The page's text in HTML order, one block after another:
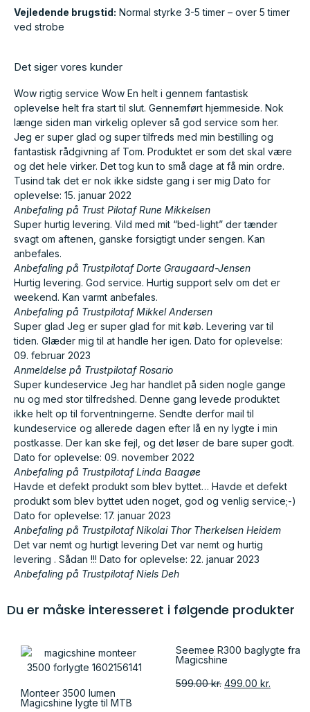
Vejledende brugstid: Normal styrke 3-5 timer – over 5 timer
ved strobe
Det siger vores kunder
Wow rigtig service Wow En helt i gennem fantastisk
oplevelse helt fra start til slut. Gennemført hjemmeside. Nok
længe siden man virkelig oplever så god service som her.
Jeg er super glad og super tilfreds med min bestilling og
fantastisk rådgivning af Tom. Produktet er som det skal være
og det hele virker. Det tog kun to små dage at få min ordre.
Tusind tak det er nok ikke sidste gang i ser mig Dato for
oplevelse: 15. januar 2022
Anbefaling på Trust Pilotaf Rune Mikkelsen
Super hurtig levering. Vild med mit “bed-light” der tænder
svagt om aftenen, ganske forsigtigt under sengen. Kan
anbefales.
Anbefaling på Trustpilotaf Dorte Graugaard-Jensen
Hurtig levering. God service. Hurtig support selv om det er
weekend. Kan varmt anbefales.
Anbefaling på Trustpilotaf Mikkel Andersen
Super glad Jeg er super glad for mit køb. Levering var til
tiden. Glæder mig til at handle her igen. Dato for oplevelse:
09. februar 2023
Anmeldelse på Trustpilotaf Rosario
Super kundeservice Jeg har handlet på siden nogle gange
nu og med stor tilfredshed. Denne gang levede produktet
ikke helt op til forventningerne. Sendte derfor mail til
kundeservice og allerede dagen efter lå en ny lygte i min
postkasse. Der kan ske fejl, og det løser de bare super godt.
Dato for oplevelse: 09. november 2022
Anbefaling på Trustpilotaf Linda Baagøe
Havde et defekt produkt som blev byttet… Havde et defekt
produkt som blev byttet uden noget, god og venlig service;-)
Dato for oplevelse: 17. januar 2023
Anbefaling på Trustpilotaf Nikolai Thor Therkelsen Heidem
Det var nemt og hurtigt levering Det var nemt og hurtig
levering . Sådan !!! Dato for oplevelse: 22. januar 2023
Anbefaling på Trustpilotaf Niels Deh
Du er måske interesseret i følgende produkter
Monteer 3500 lumen
Magicshine lygte til MTB
Seemee R300 baglygte fra
Magicshine
599.00kr. 499.00 kr.